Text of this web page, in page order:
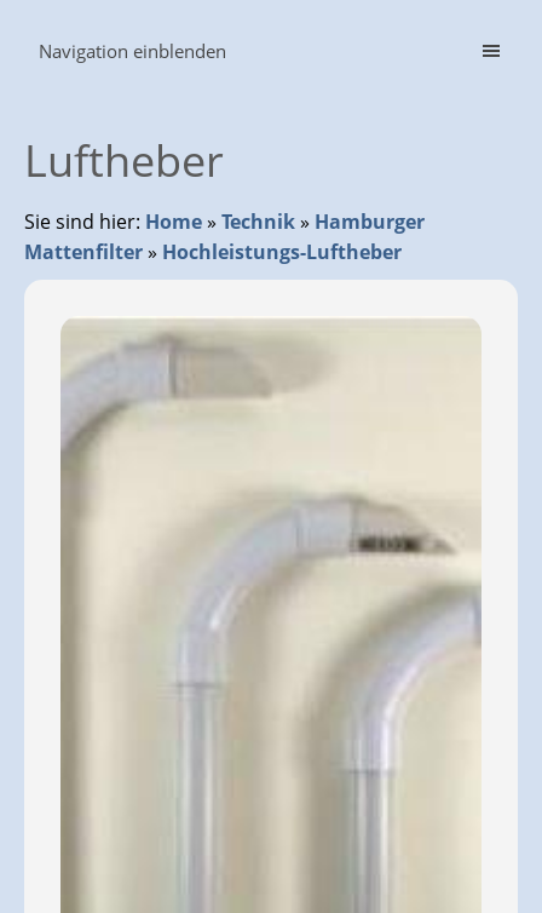
Navigation einblenden
Luftheber
Sie sind hier: Home» Technik» Hamburger
Mattenfilter» Hochleistungs-Luftheber